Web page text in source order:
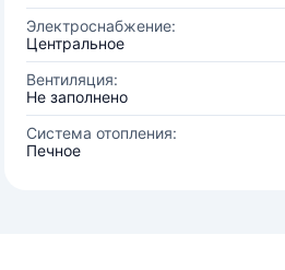
Электроснабжение:
Центральное
Вентиляция:
Не заполнено
Система отопления:
Печное